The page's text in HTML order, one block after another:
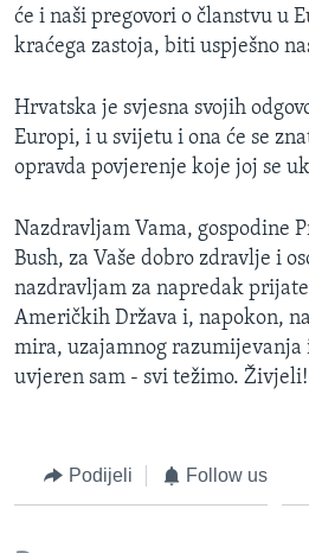
će i naši pregovori o članstvu u
kraćega zastoja, biti uspješno
Hrvatska je svjesna svojih
Europi, i u svijetu i ona će se
opravda povjerenje koje joj se
Nazdravljam Vama, gospodine
Bush, za Vaše dobro zdravlje i
nazdravljam za napredak
Američkih Država i, napokon,
mira, uzajamnog
uvjeren sam - svi težimo. Živjeli!
Podijeli Follow us